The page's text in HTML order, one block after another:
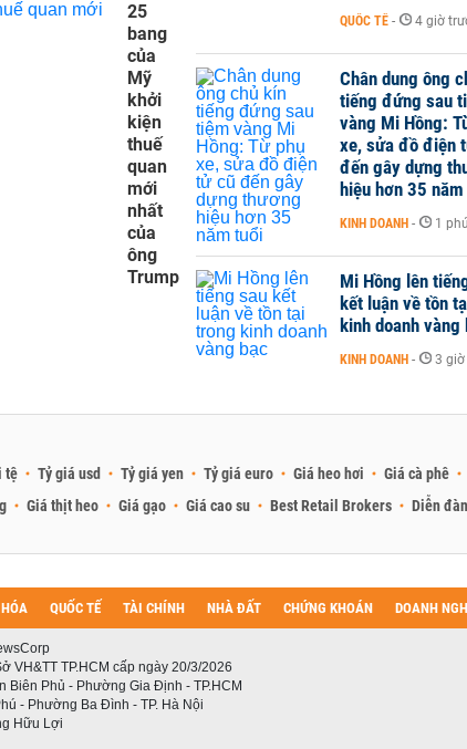
25
bang
của
Mỹ
khởi
kiện
thuế
quan
mới
nhất
của
ông
Trump
QUỐC TẾ - 4 giờ
Chân dung ông
tiếng đứng sau
vàng Mi Hồng:
xe, sửa đồ điện
đến gây dựng
hiệu hơn 35
KINH DOANH - 1
Mi Hồng lên
kết luận về tồn
kinh doanh vàng
KINH DOANH - 3
tệ Tỷ giá usd Tỷ giá yen Tỷ giá euro Giá heo hơi Giá cà phê
Giá thịt heo Giá gạo Giá cao su Best Retail Brokers Diễn
QUỐC TẾ TÀI CHÍNH NHÀ ĐẤT CHỨNG KHOÁN DOANH
VH&TT TP.HCM cấp ngày 20/3/2026
Biên Phủ - Phường Gia Định - TP.HCM
- Phường Ba Đình - TP. Hà Nội
Hữu Lợi